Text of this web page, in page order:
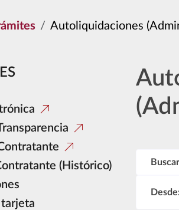
Autoliquidaciones
(Histórico)
tarjeta